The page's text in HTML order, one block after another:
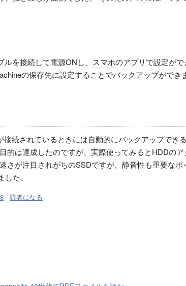
ルを接続して電源ONし、 スマホのアプリで設定がで
の保存先に設定することでバックアップができ
接続されているときには自動的にバックアップでき
的は達成したのですが、実際使ってみるとHDDのア
さが注目されがちのSSDですが、静音性も重要なポ
た。
読者になる